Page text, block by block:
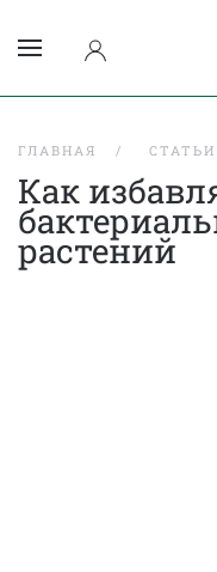
ГЛАВНАЯ СТАТЬИ
Как
растений